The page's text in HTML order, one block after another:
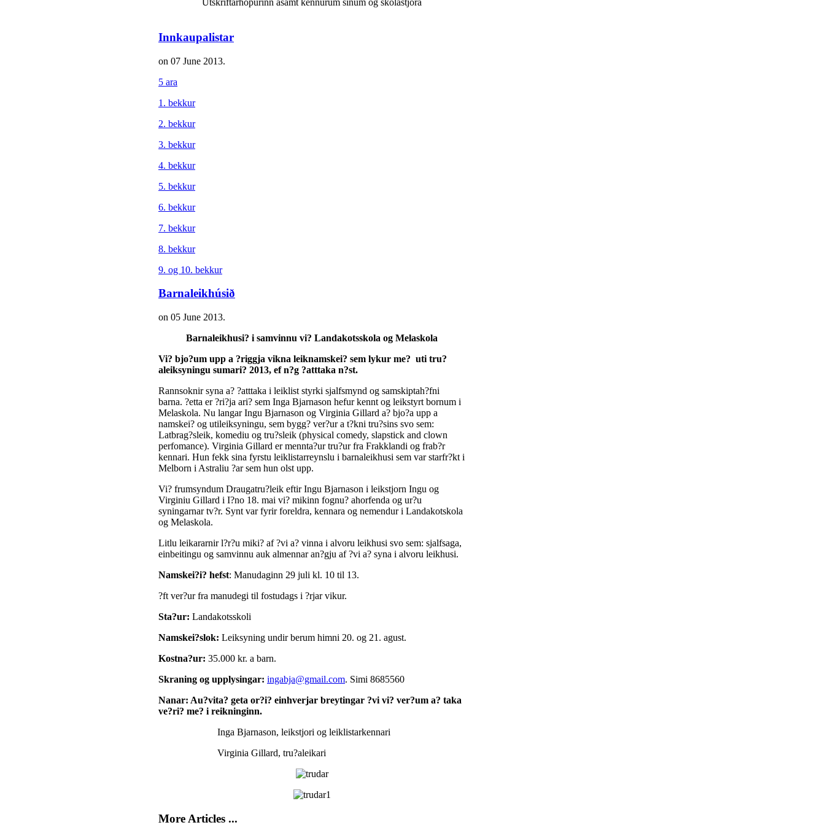
Utskriftarhopurinn asamt kennurum sinum og skolastjora
Innkaupalistar
on 07 June 2013.
5 ara
1. bekkur
2. bekkur
3. bekkur
4. bekkur
5. bekkur
6. bekkur
7. bekkur
8. bekkur
9. og 10. bekkur
Barnaleikhúsið
on 05 June 2013.
Barnaleikhusi? i samvinnu vi? Landakotsskola og Melaskola
Vi? bjo?um upp a ?riggja vikna leiknamskei? sem lykur me? uti tru?
aleiksyningu sumari? 2013, ef n?g ?atttaka n?st.
Rannsoknir syna a? ?atttaka i leiklist styrki sjalfsmynd og samskiptah?fni
barna. ?etta er ?ri?ja ari? sem Inga Bjarnason hefur kennt og leikstyrt bornum i
Melaskola. Nu langar Ingu Bjarnason og Virginia Gillard a? bjo?a upp a
namskei? og utileiksyningu, sem bygg? ver?ur a t?kni tru?sins svo sem:
Latbrag?sleik, komediu og tru?sleik (physical comedy, slapstick and clown
perfomance). Virginia Gillard er mennta?ur tru?ur fra Frakklandi og frab?r
kennari. Hun fekk sina fyrstu leiklistarreynslu i barnaleikhusi sem var starfr?kt i
Melborn i Astraliu ?ar sem hun olst upp.
Vi? frumsyndum Draugatru?leik eftir Ingu Bjarnason i leikstjorn Ingu og
Virginiu Gillard i I?no 18. mai vi? mikinn fognu? ahorfenda og ur?u
syningarnar tv?r. Synt var fyrir foreldra, kennara og nemendur i Landakotskola
og Melaskola.
Litlu leikararnir l?r?u miki? af ?vi a? vinna i alvoru leikhusi svo sem: sjalfsaga,
einbeitingu og samvinnu auk almennar an?gju af ?vi a? syna i alvoru leikhusi.
Namskei?i? hefst: Manudaginn 29 juli kl. 10 til 13.
?ft ver?ur fra manudegi til fostudags i ?rjar vikur.
Sta?ur: Landakotsskoli
Namskei?slok: Leiksyning undir berum himni 20. og 21. agust.
Kostna?ur: 35.000 kr. a barn.
Skraning og upplysingar: ingabja@gmail.com. Simi 8685560
Nanar: Au?vita? geta or?i? einhverjar breytingar ?vi vi? ver?um a? taka
ve?ri? me? i reikninginn.
Inga Bjarnason, leikstjori og leiklistarkennari
Virginia Gillard, tru?aleikari
More Articles ...